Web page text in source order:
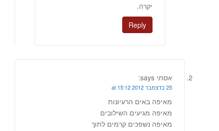
יקרה.
Reply
אסתי says:
25 בדצמבר 2012 at 15:12
מאיפה באים הרעיונות
מאיפה מגיעים השילובים
מאיפה נשפכים קרמים לתוך